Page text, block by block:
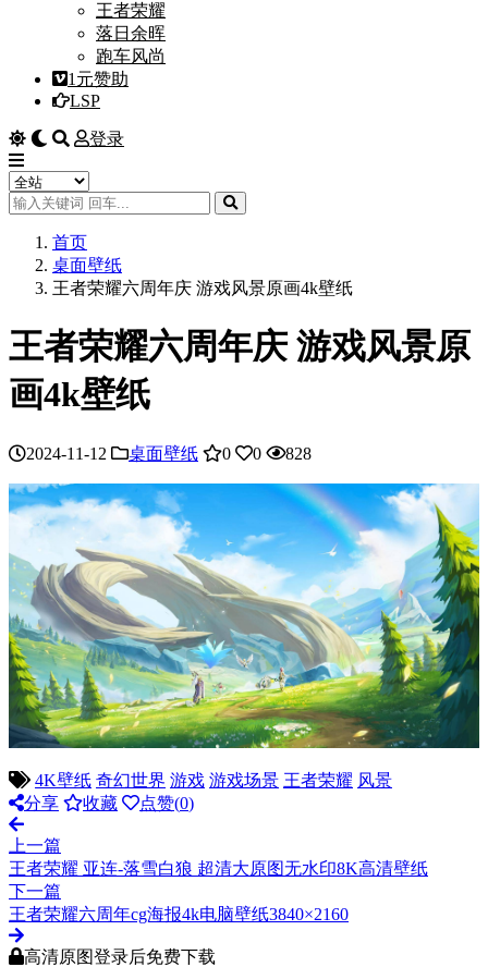
王者荣耀
落日余晖
跑车风尚
1元赞助
LSP
登录
首页
桌面壁纸
王者荣耀六周年庆 游戏风景原画4k壁纸
王者荣耀六周年庆 游戏风景原
画4k壁纸
2024-11-12 桌面壁纸 0 0 828
4K壁纸 奇幻世界 游戏 游戏场景 王者荣耀 风景
分享
收藏 点赞(0)
上一篇
王者荣耀 亚连-落雪白狼 超清大原图无水印8K高清壁纸
下一篇
王者荣耀六周年cg海报4k电脑壁纸3840×2160
高清原图登录后免费下载